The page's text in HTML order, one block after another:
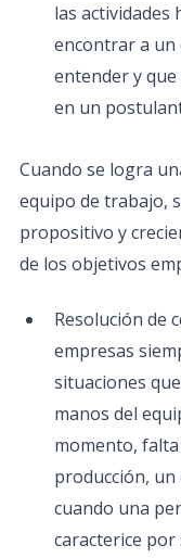
las actividades
encontrar a un
entender y
en un
Cuando se logra
equipo de trabajo,
propositivo y
de los objetivos
Resolución de
empresas
situaciones
manos del
momento,
producción, un
cuando una
caracterice